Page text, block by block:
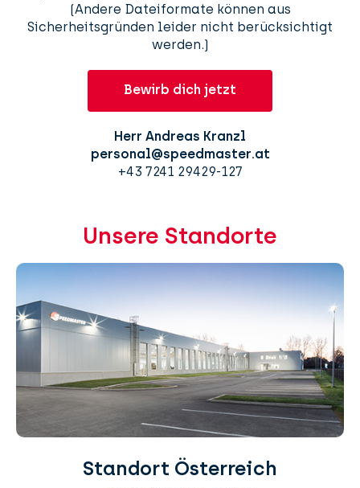
(Andere Dateiformate können aus
Sicherheitsgründen leider nicht berücksichtigt
werden.)
Bewirb dich jetzt
Herr Andreas Kranzl
personal@speedmaster.at
+43 7241 29429-127
Unsere Standorte
Standort Österreich